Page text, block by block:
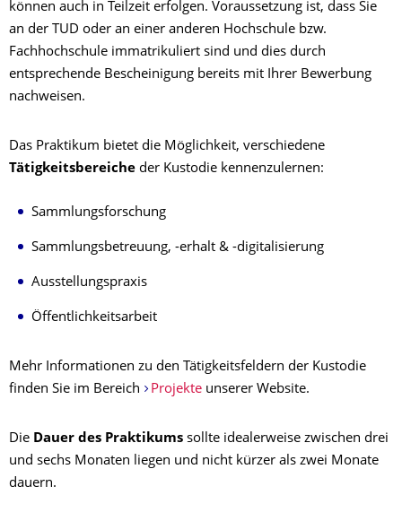
können auch in Teilzeit erfolgen. Voraussetzung ist, dass Sie
an der TUD oder an einer anderen Hochschule bzw.
Fachhochschule immatrikuliert sind und dies durch
entsprechende Bescheinigung bereits mit Ihrer Bewerbung
nachweisen.
Das Praktikum bietet die Möglichkeit, verschiedene
Tätigkeitsbereiche der Kustodie kennenzulernen:
Sammlungsforschung
Sammlungsbetreuung, -erhalt & -digitalisierung
Ausstellungspraxis
Öffentlichkeitsarbeit
Mehr Informationen zu den Tätigkeitsfeldern der Kustodie
finden Sie im Bereich
Projekte unserer Website.
Die Dauer des Praktikums sollte idealerweise zwischen drei
und sechs Monaten liegen und nicht kürzer als zwei Monate
dauern.